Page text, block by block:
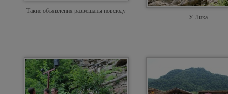
Такие объявления развешаны повсюду
У Лика